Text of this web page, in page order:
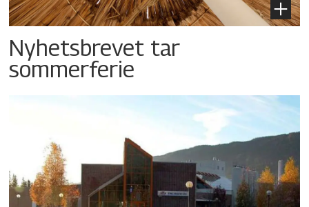
Nyhetsbrevet tar
sommerferie